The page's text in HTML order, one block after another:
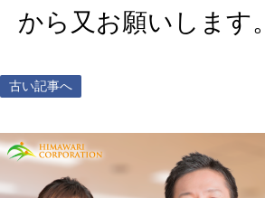
から又お願いします。
古い記事へ